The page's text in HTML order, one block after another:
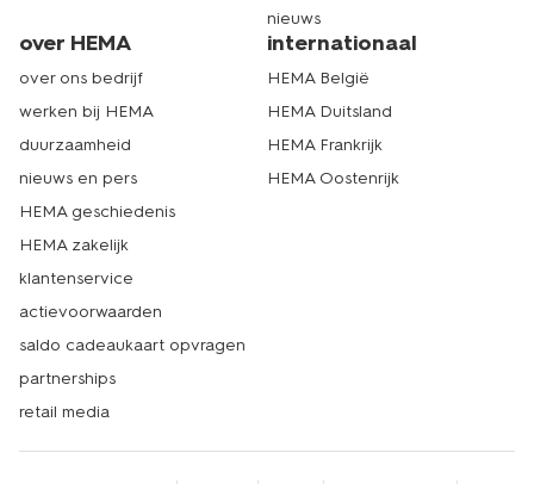
nieuws
over HEMA
over ons bedrijf
werken bij HEMA
duurzaamheid
nieuws en pers
HEMA geschiedenis
HEMA zakelijk
klantenservice
actievoorwaarden
saldo cadeaukaart opvragen
partnerships
retail media
internationaal
HEMA België
HEMA Duitsland
HEMA Frankrijk
HEMA Oostenrijk